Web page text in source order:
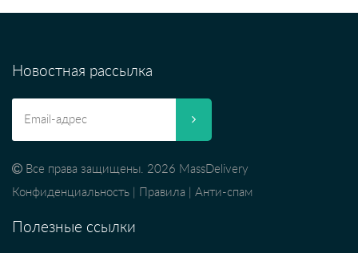
Новостная рассылка
Все права защищены. 2026 MassDelivery
Конфиденциальность
Правила Анти-спам
Полезные ссылки